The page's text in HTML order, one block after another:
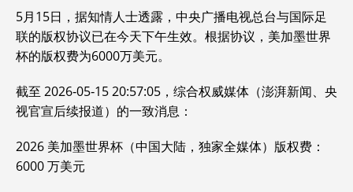
5月15日，据知情人士透露，中央广播电视总台与国际足
联的版权协议已在今天下午生效。根据协议，美加墨世界
杯的版权费为6000万美元。‌‌
截至 2026‑05‑15 20:57:05，综合权威媒体（澎湃新闻、央
视官宣后续报道）的一致消息：
2026 美加墨世界杯（中国大陆，独家全媒体）版权费：
6000 万美元